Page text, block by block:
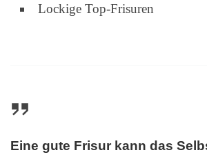
Lockige Top-Frisuren
Eine gute Frisur kann das